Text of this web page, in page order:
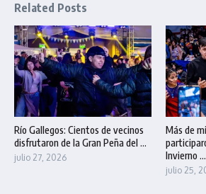
Related Posts
Río Gallegos: Cientos de vecinos
disfrutaron de la Gran Peña del ...
julio 27, 2026
Más de
Invierno ...
julio 25,